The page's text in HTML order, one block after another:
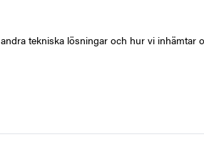
tekniska lösningar och hur vi inhämtar
2 000 kr